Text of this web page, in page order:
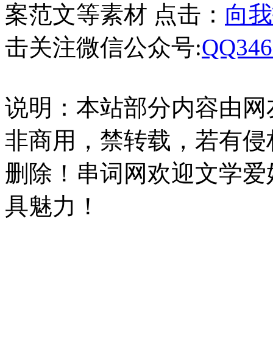
案范文等素材 点击： 向
击关注微信公众号:
说明：本站部分内容由
非商用，禁转载，若有
删除！串词网欢迎文学
具魅力！